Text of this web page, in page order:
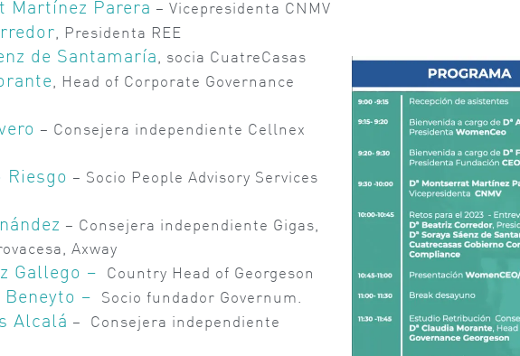
Martínez Parera – Vicepresidenta CNMV
, Presidenta REE
de Santamaría , socia CuatreCasas
, Head of Corporate Governance
– Consejera independiente Cellnex
Riesgo – Socio People Advisory Services
– Consejera independiente Gigas,
Axway
Gallego – Country Head of Georgeson
– Socio fundador Governum.
Alcalá – Consejera independiente